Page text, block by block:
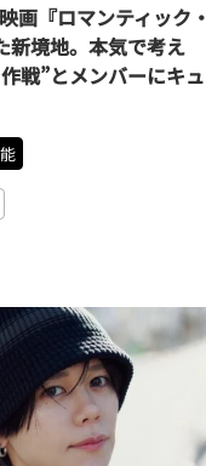
画『ロマンティック・
新境地。本気で考え
戦”とメンバーにキュ